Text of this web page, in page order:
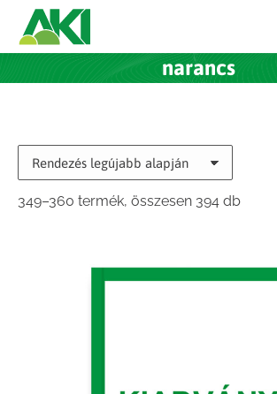
narancs
349–360 termék, összesen 394 dbSorted